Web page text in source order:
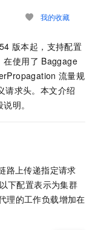
我的收藏
版本起，支持配置
在使用了 Baggage
流量规
请求头。本文介绍
明。
路上传递指定请求
下配置表示为集群
理的工作负载增加在